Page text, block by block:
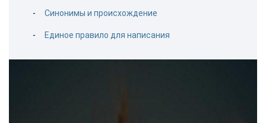
Синонимы и происхождение
Единое правило для написания